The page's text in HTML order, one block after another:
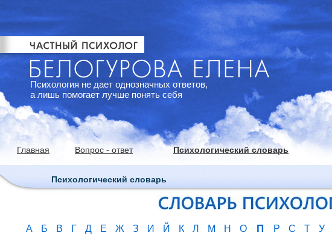
Психология не дает однозначных ответов,
а лишь помогает лучше понять себя
Главная Вопрос - ответ Психологический словарь
Психологический словарь
А Б В Г Д Е Ж З И Й К Л М Н О П Р С Т У